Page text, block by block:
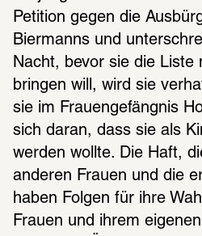
Petition gegen die
Biermanns und
Nacht, bevor sie die Liste
bringen will, wird sie
sie im Frauengefängnis
sich daran, dass sie als
werden wollte. Die Haft,
anderen Frauen und die
haben Folgen für ihre
Frauen und ihrem